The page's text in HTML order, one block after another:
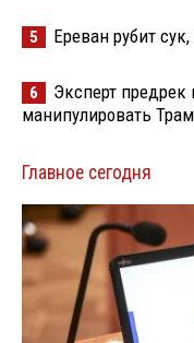
5 Ереван рубит
6
Эксперт
манипулировать
Главное сегодня